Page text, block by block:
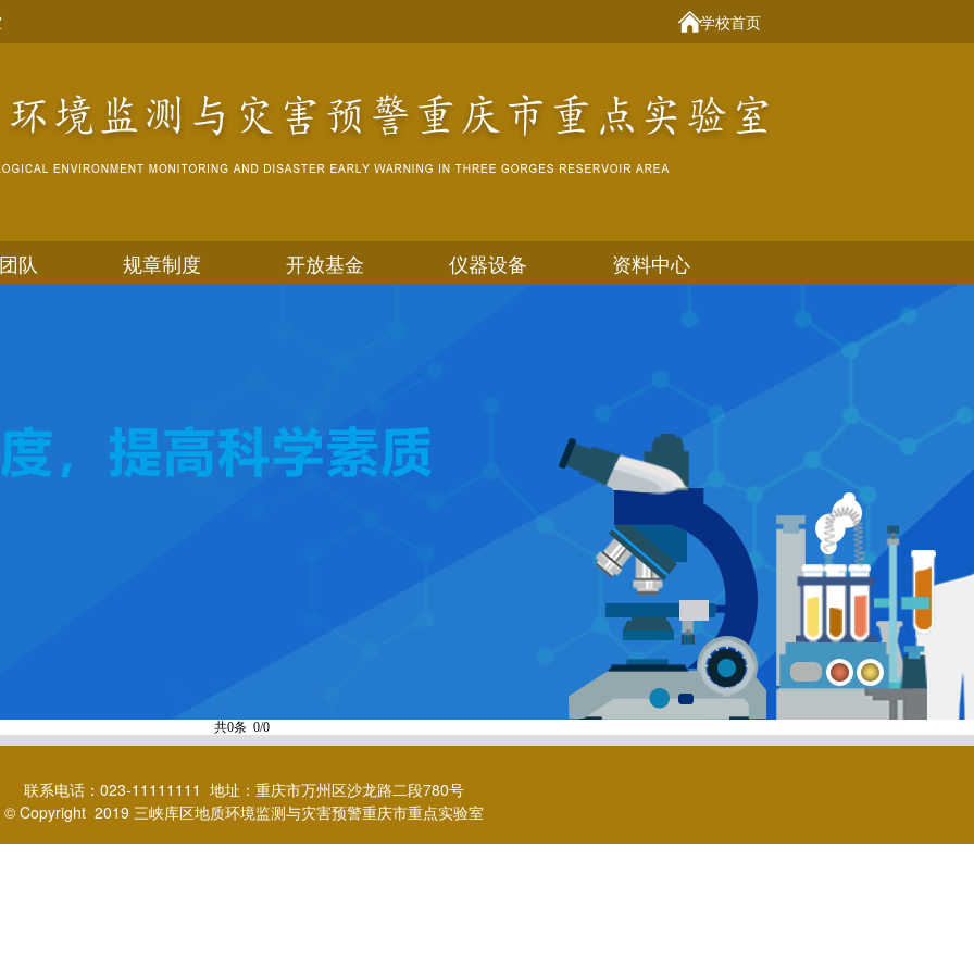
学校首页
队 规章制度 开放基金 仪器设备 资料中心
共0条 0/0
联系电话：023-11111111 地址：重庆市万州区沙龙路二段780号
© Copyright 2019 三峡库区地质环境监测与灾害预警重庆市重点实验室